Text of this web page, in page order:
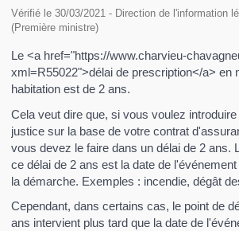
Vérifié le 30/03/2021 - Direction de l'information
(Première ministre)
Le <a href="https://www.charvieu-
xml=R55022">délai de prescription</a> en
habitation est de 2 ans.
Cela veut dire que, si vous voulez
justice sur la base de votre contrat
vous devez le faire dans un délai de 2 ans.
ce délai de 2 ans est la date de
la démarche. Exemples : incendie, dégât
Cependant, dans certains cas, le point de
ans intervient plus tard que la date de